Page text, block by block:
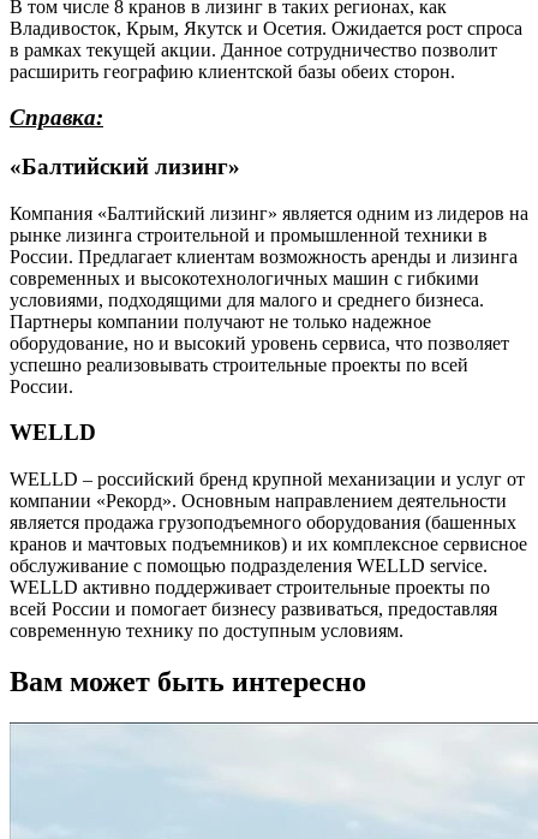
В том числе 8 кранов в лизинг в таких регионах, как
Владивосток, Крым, Якутск и Осетия. Ожидается рост спроса
в рамках текущей акции. Данное сотрудничество позволит
расширить географию клиентской базы обеих сторон.
Справка:
«Балтийский лизинг»
Компания «Балтийский лизинг» является одним из лидеров на
рынке лизинга строительной и промышленной техники в
России. Предлагает клиентам возможность аренды и лизинга
современных и высокотехнологичных машин с гибкими
условиями, подходящими для малого и среднего бизнеса.
Партнеры компании получают не только надежное
оборудование, но и высокий уровень сервиса, что позволяет
успешно реализовывать строительные проекты по всей
России.
WELLD
WELLD – российский бренд крупной механизации и услуг от
компании «Рекорд». Основным направлением деятельности
является продажа грузоподъемного оборудования (башенных
кранов и мачтовых подъемников) и их комплексное сервисное
обслуживание с помощью подразделения WELLD service.
WELLD активно поддерживает строительные проекты по
всей России и помогает бизнесу развиваться, предоставляя
современную технику по доступным условиям.
Вам может быть интересно